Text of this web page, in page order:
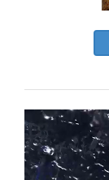
Lecteur
vidéo